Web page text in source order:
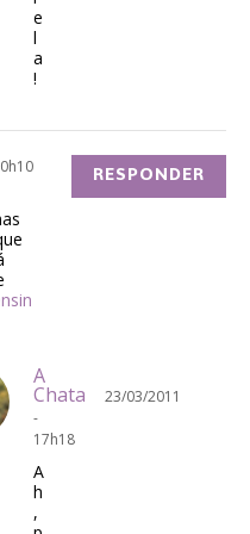
e
l
a
!
RESPONDER
A
Chata
23/03/2011
-
17h18
A
h
,